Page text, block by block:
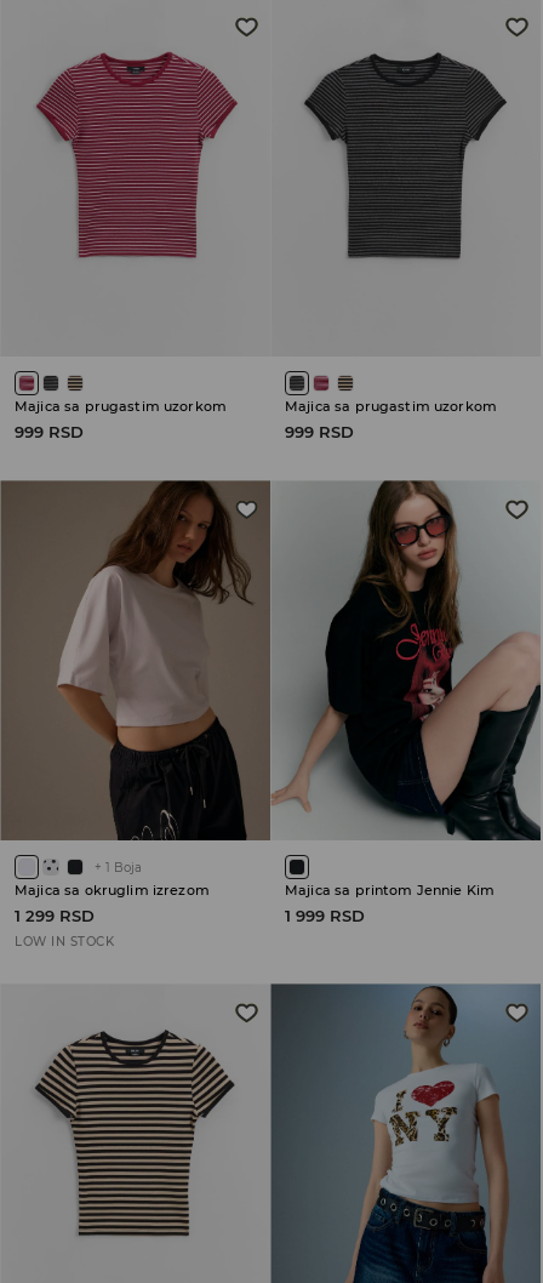
Majica sa prugastim uzorkom
999 RSD
Majica sa prugastim uzorkom
999 RSD
+ 1 Boja
Majica sa okruglim izrezom
1 299 RSD
LOW IN STOCK
Majica sa printom Jennie Kim
1 999 RSD